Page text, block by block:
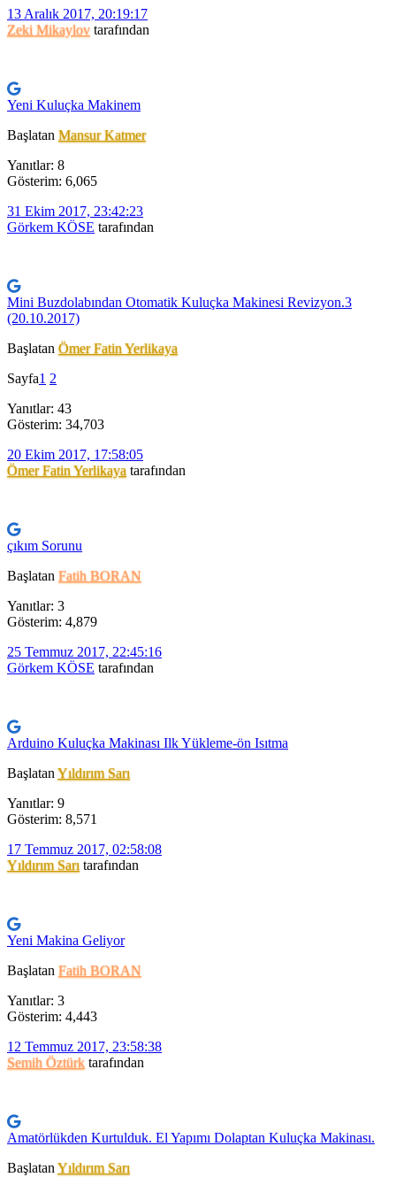
13 Aralık 2017, 20:19:17
Zeki Mikaylov tarafından
Yeni Kuluçka Makinem
Başlatan Mansur Katmer
Yanıtlar: 8
Gösterim: 6,065
31 Ekim 2017, 23:42:23
Görkem KÖSE tarafından
Mini Buzdolabından Otomatik Kuluçka Makinesi Revizyon.3
(20.10.2017)
BaşlatanÖmer Fatin Yerlikaya
Sayfa1 2
Yanıtlar: 43
Gösterim: 34,703
20 Ekim 2017, 17:58:05
Ömer Fatin Yerlikaya tarafından
çıkım Sorunu
Başlatan Fatih BORAN
Yanıtlar: 3
Gösterim: 4,879
25 Temmuz 2017, 22:45:16
Görkem KÖSE tarafından
Arduino Kuluçka Makinası Ilk Yükleme-ön Isıtma
Başlatan Yıldırım Sarı
Yanıtlar: 9
Gösterim: 8,571
17 Temmuz 2017, 02:58:08
Yıldırım Sarı tarafından
Yeni Makina Geliyor
Başlatan Fatih BORAN
Yanıtlar: 3
Gösterim: 4,443
12 Temmuz 2017, 23:58:38
Semih Öztürk tarafından
Amatörlükden Kurtulduk. El Yapımı Dolaptan Kuluçka Makinası.
Başlatan Yıldırım Sarı